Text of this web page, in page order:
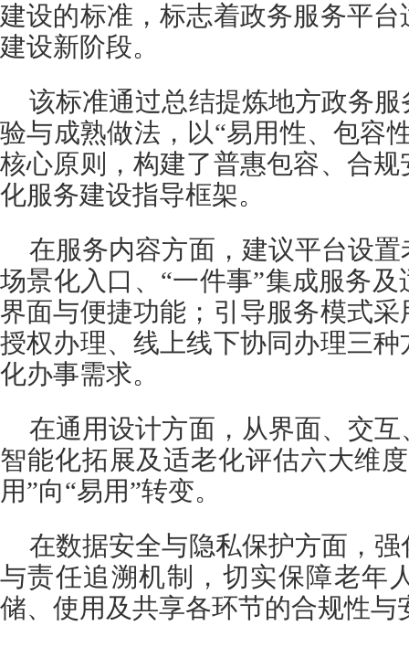
建设的标准，标志着政务服务平
建设新阶段。
该标准通过总结提炼地方政务
验与成熟做法，以“易用性、包容
核心原则，构建了普惠包容、合
化服务建设指导框架。
在服务内容方面，建议平台设
场景化入口、“一件事”集成服务
界面与便捷功能；引导服务模式
授权办理、线上线下协同办理三
化办事需求。
在通用设计方面，从界面、交
智能化拓展及适老化评估六大维
用”向“易用”转变。
在数据安全与隐私保护方面，
与责任追溯机制，切实保障老年
储、使用及共享各环节的合规性与